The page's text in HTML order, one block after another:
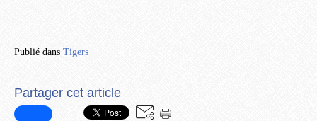
Publié dans Tigers
Partager cet article